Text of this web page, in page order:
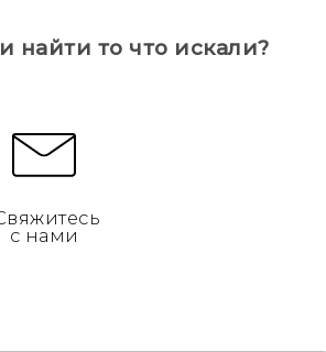
найти то что искали?
с нами